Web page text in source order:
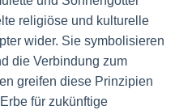
religiöse und kulturelle
wider. Sie symbolisieren
die Verbindung zum
greifen diese Prinzipien
für zukünftige